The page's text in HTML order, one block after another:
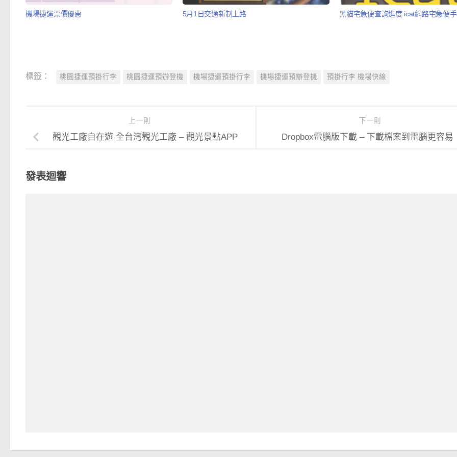
機場捷運票價優惠 5月1日交通新制上路 黑貓宅急便查詢進度 icat網路宅急便
標籤： 桃園捷運預掛行李 桃園捷運預辦登機 機場捷運預掛行李 機場捷運預辦登機 預掛行李 機場快線
下一則
Dropbox電腦版下載 – 下載檔案到電腦更容易
上一則
觀光工廠自在遊 全台灣觀光工廠 – 觀光景點APP
發表迴響